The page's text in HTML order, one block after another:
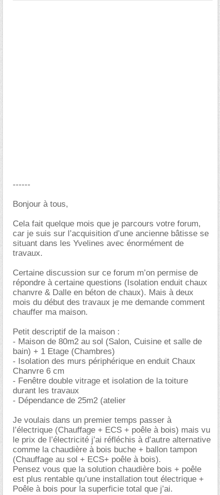
------
Bonjour à tous,
Cela fait quelque mois que je parcours votre forum,
car je suis sur l’acquisition d’une ancienne bâtisse se
situant dans les Yvelines avec énormément de
travaux.
Certaine discussion sur ce forum m’on permise de
répondre à certaine questions (Isolation enduit chaux
chanvre & Dalle en béton de chaux). Mais à deux
mois du début des travaux je me demande comment
chauffer ma maison.
Petit descriptif de la maison :
- Maison de 80m2 au sol (Salon, Cuisine et salle de
bain) + 1 Etage (Chambres)
- Isolation des murs périphérique en enduit Chaux
Chanvre 6 cm
- Fenêtre double vitrage et isolation de la toiture
durant les travaux
- Dépendance de 25m2 (atelier
Je voulais dans un premier temps passer à
l’électrique (Chauffage + ECS + poêle à bois) mais vu
le prix de l’électricité j’ai réfléchis à d’autre alternative
comme la chaudière à bois buche + ballon tampon
(Chauffage au sol + ECS+ poêle à bois).
Pensez vous que la solution chaudière bois + poêle
est plus rentable qu’une installation tout électrique +
Poêle à bois pour la superficie total que j’ai.